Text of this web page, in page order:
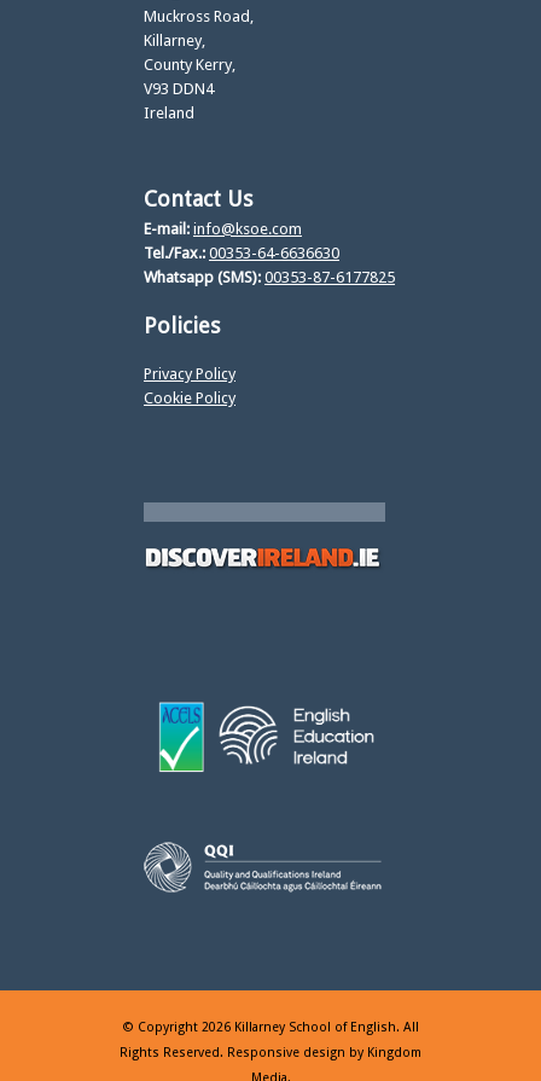
Muckross Road,
Killarney,
County Kerry,
V93 DDN4
Ireland
Contact Us
E-mail: info@ksoe.com
Tel./Fax.: 00353-64-6636630
Whatsapp (SMS): 00353-87-6177825
Policies
Privacy Policy
Cookie Policy
© Copyright 2026 Killarney School of English. All
Rights Reserved. Responsive design by Kingdom
Media.